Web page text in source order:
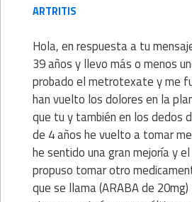
ARTRITIS
Hola, en respuesta a tu
39 años y llevo más o menos
probado el metrotexate y me
han vuelto los dolores en la
que tu y también en los dedos
de 4 años he vuelto a tomar
he sentido una gran mejoría y
propuso tomar otro
que se llama (ARABA de